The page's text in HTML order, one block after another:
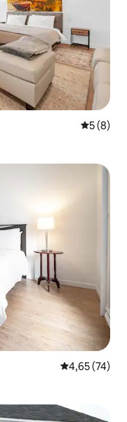
5 (8)
Prosječna
4,65 (74)